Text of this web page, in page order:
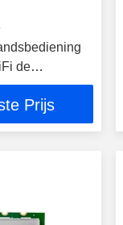
de
Prijs